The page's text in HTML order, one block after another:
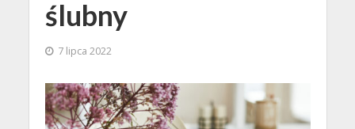
ślubny
7 lipca 2022